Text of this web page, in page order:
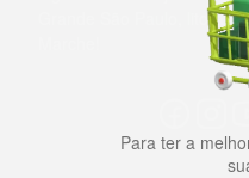
Grande São Paulo, litoral
Para ter a